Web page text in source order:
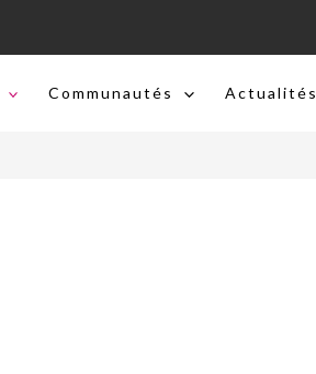
Communautés Actualités